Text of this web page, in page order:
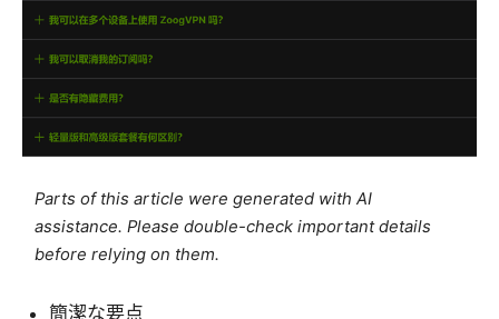
Parts of this article were generated with AI
assistance. Please double-check important details
before relying on them.
簡潔な要点